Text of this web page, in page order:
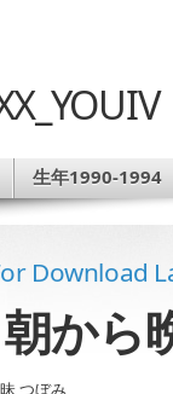
生年1990-1994
Download
から
つぼみ